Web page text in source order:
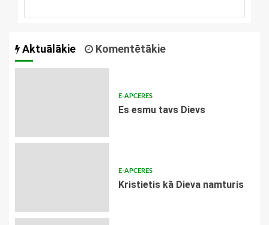
Aktuālākie Komentētākie
E-APCERES
Es esmu tavs Dievs
E-APCERES
Kristietis kā Dieva namturis